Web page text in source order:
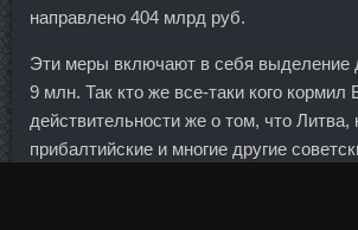
направлено 404 млрд руб.
Эти меры включают в себя выделение
9 млн. Так кто же все-таки кого кормил
действительности же о том, что Литва,
прибалтийские и многие другие